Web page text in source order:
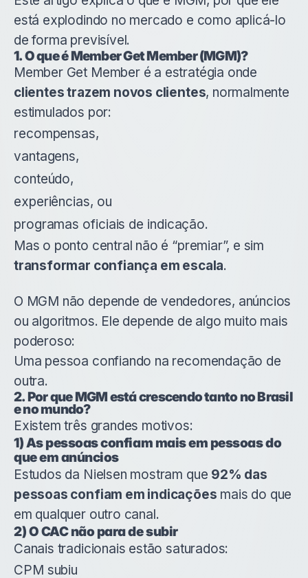
está explodindo no mercado e como aplicá-lo
de forma previsível.
1. O que é Member Get Member (MGM)?
Member Get Member é a estratégia onde
clientes trazem novos clientes, normalmente
estimulados por:
recompensas,
vantagens,
conteúdo,
experiências, ou
programas oficiais de indicação.
Mas o ponto central não é “premiar”, e sim
transformar confiança em escala.
O MGM não depende de vendedores, anúncios
ou algoritmos. Ele depende de algo muito mais
poderoso:
Uma pessoa confiando na recomendação de
outra.
2. Por que MGM está crescendo tanto no Brasil
e no mundo?
Existem três grandes motivos:
1) As pessoas confiam mais em pessoas do
que em anúncios
Estudos da Nielsen mostram que 92% das
pessoas confiam em indicações mais do que
em qualquer outro canal.
2) O CAC não para de subir
Canais tradicionais estão saturados:
CPM subiu